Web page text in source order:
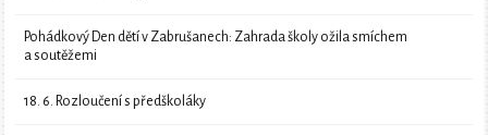
Pohádkový Den dětí v Zabrušanech: Zahrada školy ožila smíchem
a soutěžemi
18. 6. Rozloučení s předškoláky